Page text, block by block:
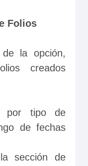
Folios
la opción,
creados
por tipo de
de fechas
sección de